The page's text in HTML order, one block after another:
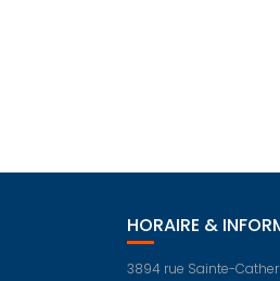
HORAIRE &
3894 rue Sainte-